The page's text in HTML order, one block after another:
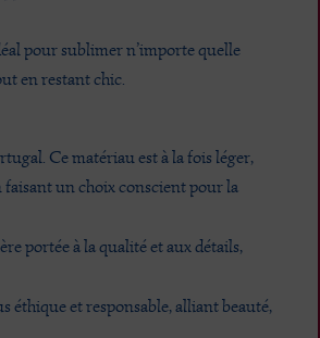
pour sublimer n’importe quelle
en restant chic.
Ce matériau est à la fois léger,
faisant un choix conscient pour la
portée à la qualité et aux détails,
éthique et responsable, alliant beauté,